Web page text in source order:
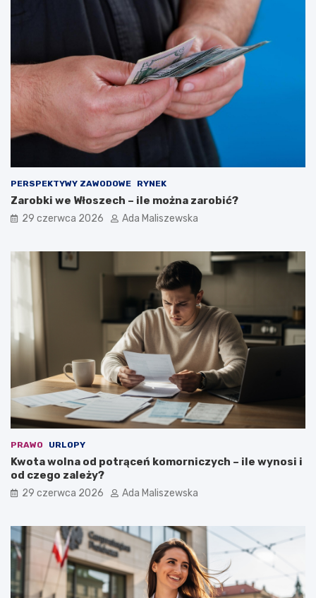
PERSPEKTYWY ZAWODOWE RYNEK
Zarobki we Włoszech – ile można zarobić?
29 czerwca 2026 Ada Maliszewska
PRAWO URLOPY
Kwota wolna od potrąceń komorniczych – ile wynosi i
od czego zależy?
29 czerwca 2026 Ada Maliszewska